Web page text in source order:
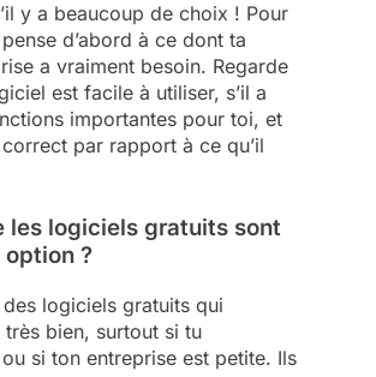
y a beaucoup de choix ! Pour
d’abord à ce dont ta
a vraiment besoin. Regarde
est facile à utiliser, s’il a
importantes pour toi, et
par rapport à ce qu’il
les logiciels gratuits sont
option ?
logiciels gratuits qui
très bien, surtout si tu
si ton entreprise est petite. Ils